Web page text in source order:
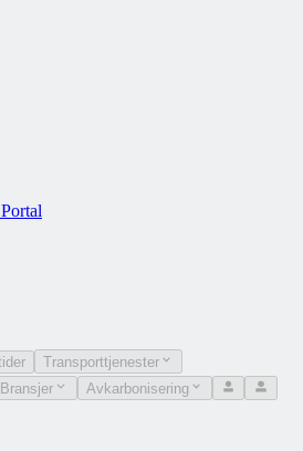
Transporttjenester
Bransjer Avkarbonisering